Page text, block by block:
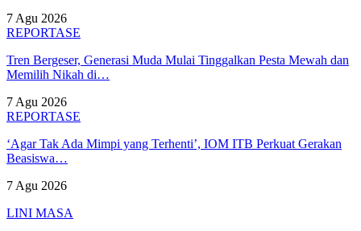
7 Agu 2026
REPORTASE
Tren Bergeser, Generasi Muda Mulai Tinggalkan Pesta Mewah dan
Memilih Nikah di…
7 Agu 2026
REPORTASE
‘Agar Tak Ada Mimpi yang Terhenti’, IOM ITB Perkuat Gerakan
Beasiswa…
7 Agu 2026
LINI MASA